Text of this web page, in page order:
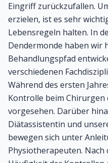
Eingriff zurückzufallen.
erzielen, ist es sehr
Lebensregeln halten. In
Dendermonde haben wir
Behandlungspfad
verschiedenen
Während des ersten
Kontrolle beim
vorgesehen. Darüber
Diätassistentin und
bewegen sich unter
Physiotherapeuten. Nach